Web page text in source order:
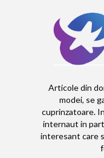
Articole din
modei, se
cuprinzatoare.
internaut in
interesant care